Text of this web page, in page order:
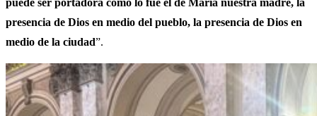
presencia de Dios en medio del pueblo, la presencia de Dios en
medio de la ciudad”.